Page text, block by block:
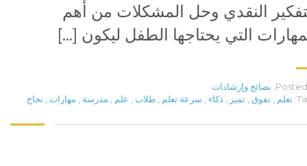
النقدي وحل المشكلات من أهم
التي يحتاجها الطفل ليكون […]
Posted نصائح وإرشادات
تعلم تفوق تميز ذكاء سرعة تعلم طلاب علم مدرسة مهارات نجاح